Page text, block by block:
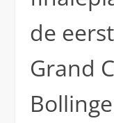
de
Grand